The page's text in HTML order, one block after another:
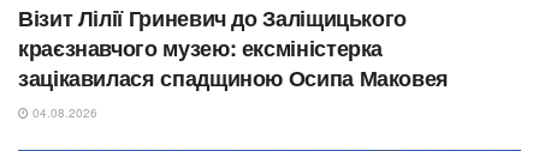
Візит Лілії Гриневич до Заліщицького
краєзнавчого музею: ексміністерка
зацікавилася спадщиною Осипа Маковея
04.08.2026